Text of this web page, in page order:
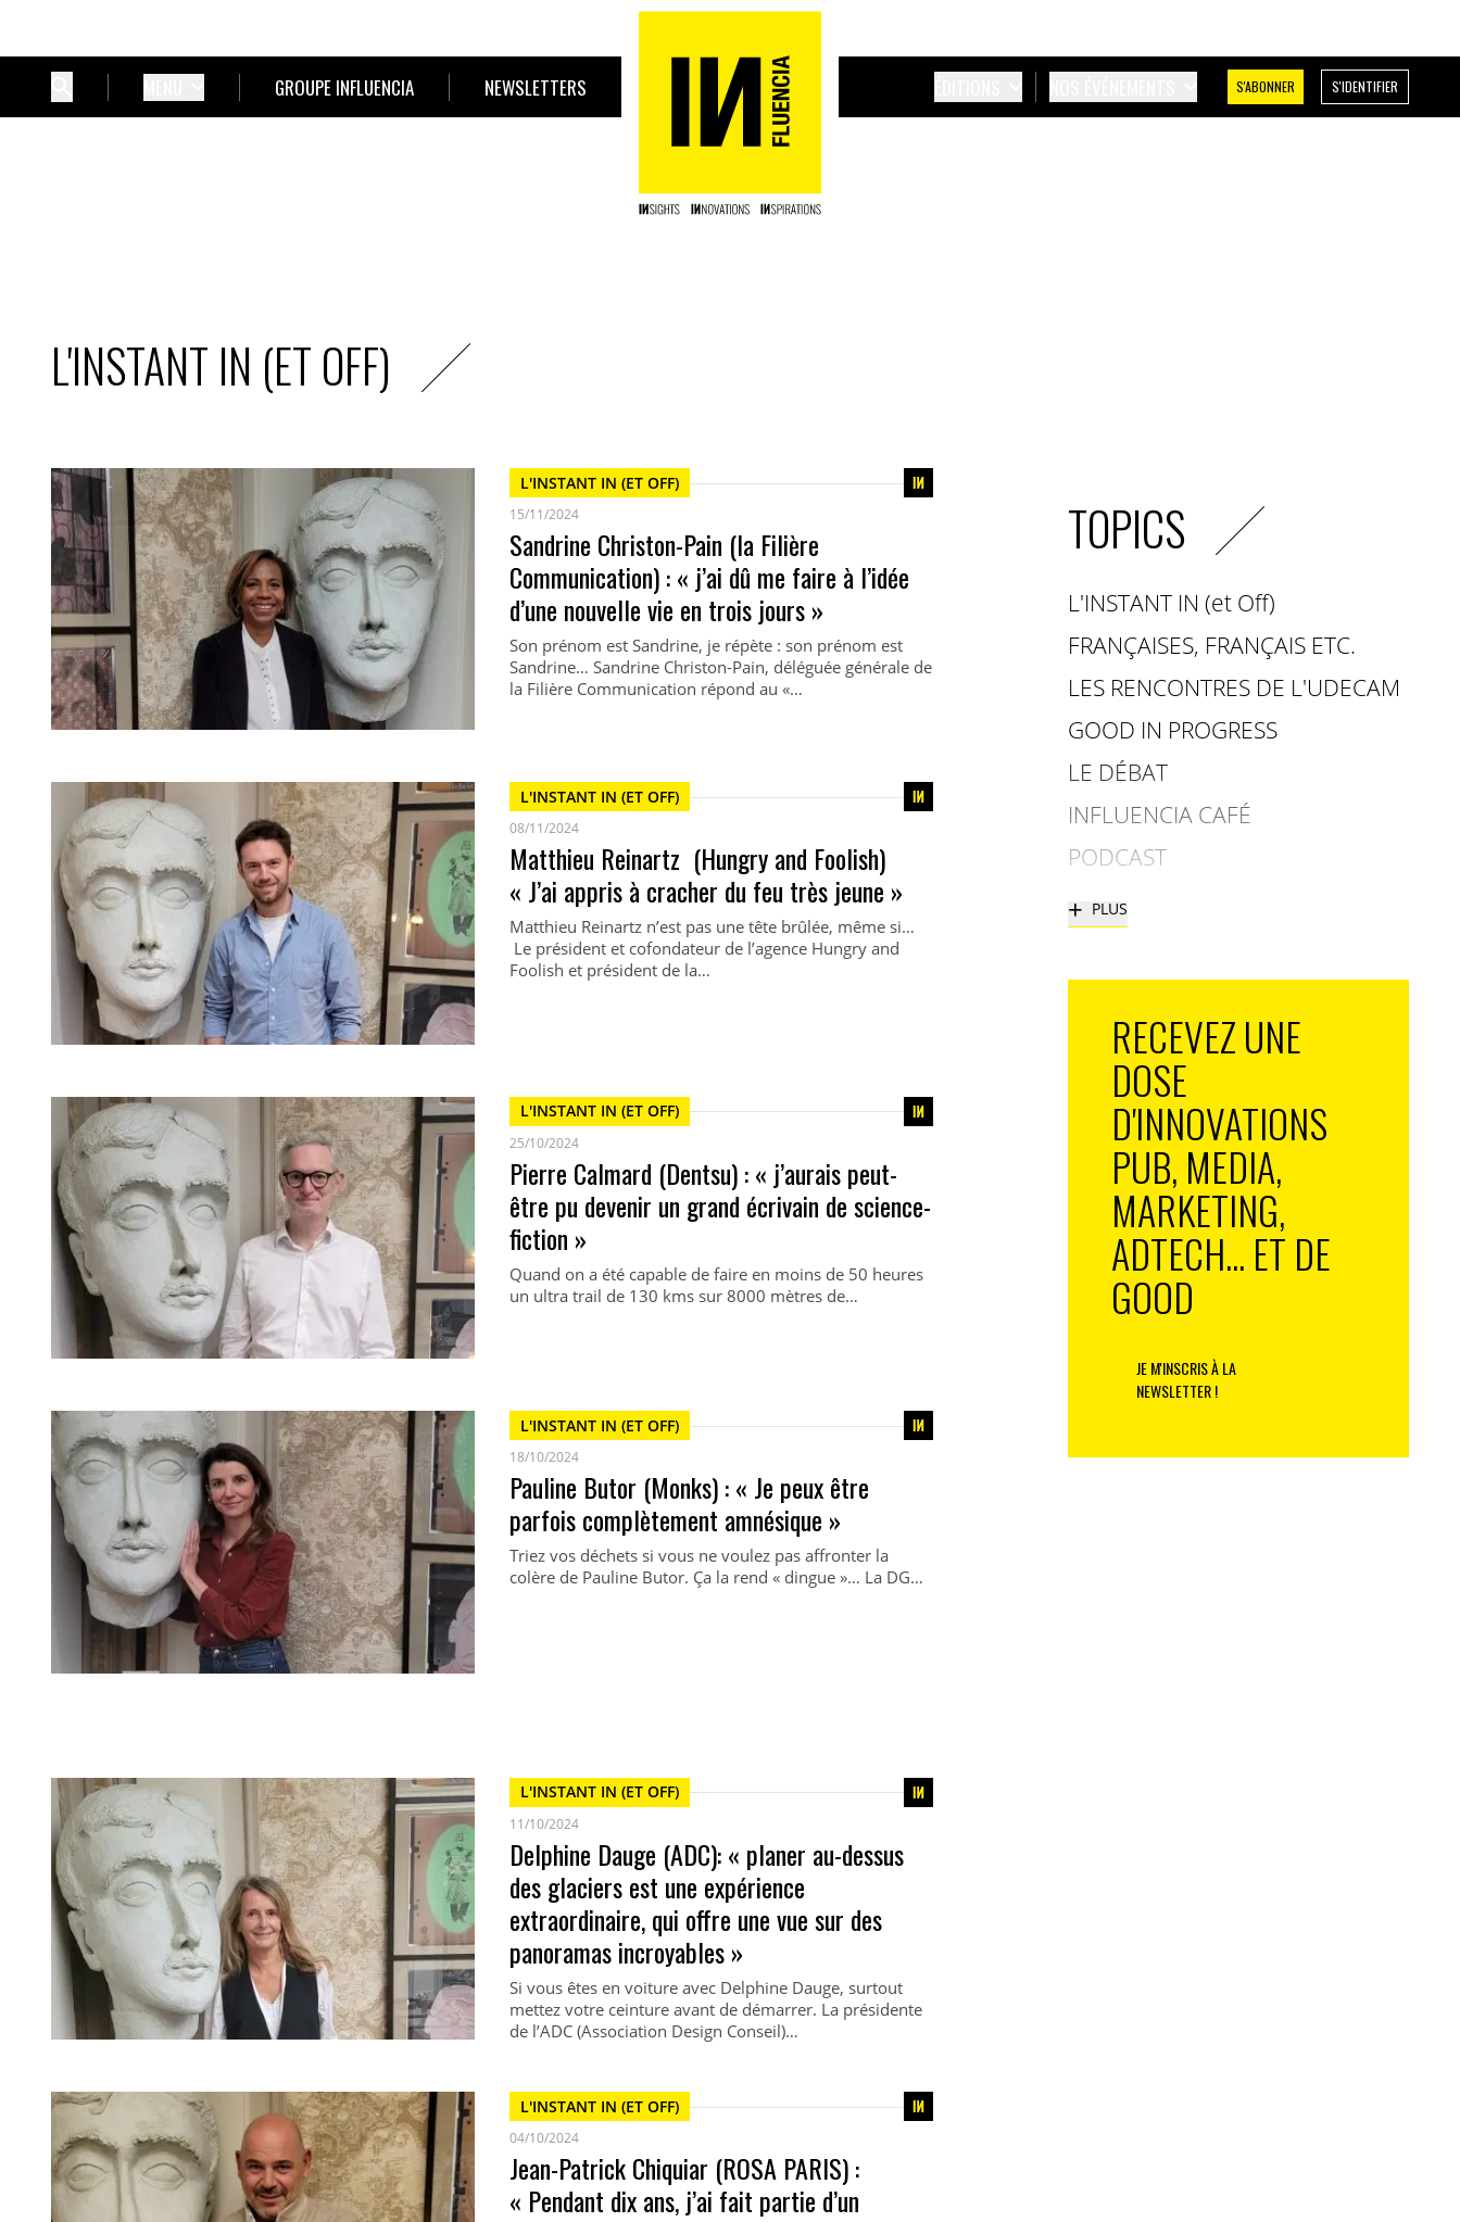
GROUPE INFLUENCIA NEWSLETTERS S'ABONNER S'IDENTIFIER
L'INSTANT IN (ET OFF)
L'INSTANT IN (ET OFF)
15/11/2024
Sandrine Christon-Pain (la Filière
Communication) : « j’ai dû me faire à l’idée
d’une nouvelle vie en trois jours »
Son prénom est Sandrine, je répète : son prénom est
Sandrine… Sandrine Christon-Pain, déléguée générale de
la Filière Communication répond au «…
L'INSTANT IN (ET OFF)
08/11/2024
Matthieu Reinartz (Hungry and Foolish)
« J’ai appris à cracher du feu très jeune »
Matthieu Reinartz n’est pas une tête brûlée, même si…
Le président et cofondateur de l’agence Hungry and
Foolish et président de la…
L'INSTANT IN (ET OFF)
25/10/2024
Pierre Calmard (Dentsu) : « j’aurais peut-
être pu devenir un grand écrivain de science-
fiction »
Quand on a été capable de faire en moins de 50 heures
un ultra trail de 130 kms sur 8000 mètres de…
L'INSTANT IN (ET OFF)
18/10/2024
Pauline Butor (Monks) : « Je peux être
parfois complètement amnésique »
Triez vos déchets si vous ne voulez pas affronter la
colère de Pauline Butor. Ça la rend « dingue »… La DG…
L'INSTANT IN (ET OFF)
11/10/2024
Delphine Dauge (ADC): « planer au-dessus
des glaciers est une expérience
extraordinaire, qui offre une vue sur des
panoramas incroyables »
Si vous êtes en voiture avec Delphine Dauge, surtout
mettez votre ceinture avant de démarrer. La présidente
de l’ADC (Association Design Conseil)…
L'INSTANT IN (ET OFF)
04/10/2024
Jean-Patrick Chiquiar (ROSA PARIS) :
« Pendant dix ans, j’ai fait partie d’un
TOPICS
L'INSTANT IN (et Off)
FRANÇAISES, FRANÇAIS ETC.
LES RENCONTRES DE L'UDECAM
GOOD IN PROGRESS
LE DÉBAT
INFLUENCIA CAFÉ
PODCAST
+ PLUS
RECEVEZ UNE
DOSE
D'INNOVATIONS
PUB, MEDIA,
MARKETING,
ADTECH... ET DE
GOOD
JE M'INSCRIS À LA
NEWSLETTER !